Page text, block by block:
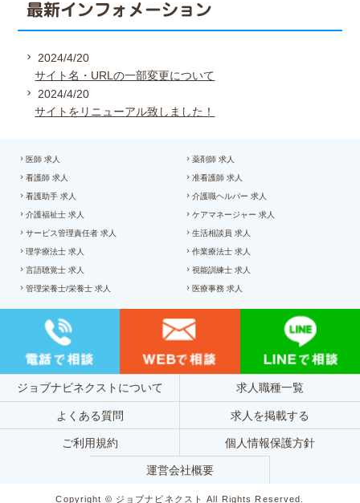
最新インフォメーション
2024/4/20
サイト名・URLの一部変更について
2024/4/20
サイトをリニューアル致しました！
医師 求人 薬剤師 求人
看護師 求人 准看護師 求人
看護助手 求人 介護職ヘルパー 求人
介護福祉士 求人 ケアマネージャー 求人
サービス管理責任者 求人 生活相談員 求人
理学療法士 求人 作業療法士 求人
言語聴覚士 求人 視能訓練士 求人
管理栄養士/栄養士 求人 医療事務 求人
ジョブナビネクストについて 求人職種一覧
よくある質問 求人を掲載する
ご利用規約 個人情報保護方針
運営会社概要
Copyright © ジョブナビネクスト All Rights Reserved.